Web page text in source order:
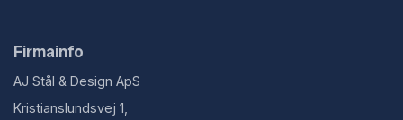
Firmainfo
AJ Stål & Design ApS
Kristianslundsvej 1,